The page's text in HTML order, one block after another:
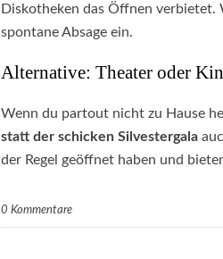
Diskotheken das Öffnen
spontane Absage ein.
Alternative: Theater oder
Wenn du partout nicht zu Hause
statt der schicken Silvestergala
der Regel geöffnet haben und
0 Kommentare